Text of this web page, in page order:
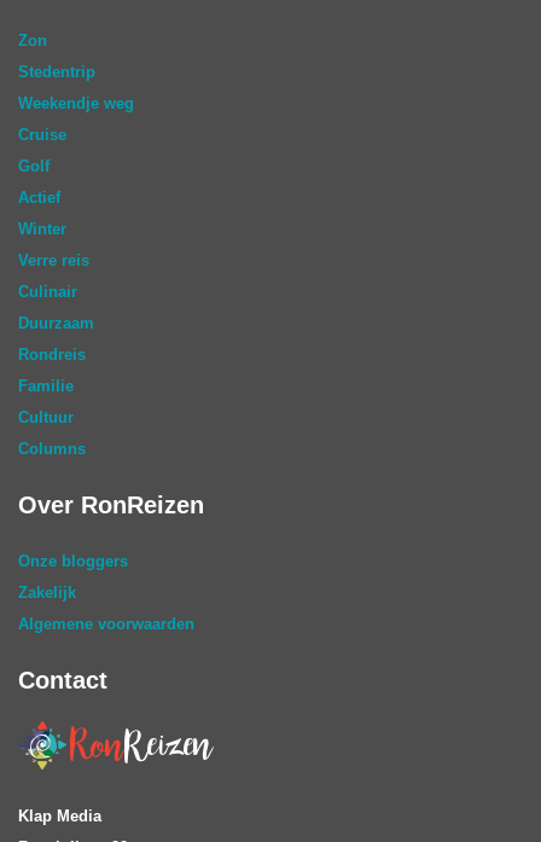
Zon
Stedentrip
Weekendje weg
Cruise
Golf
Actief
Winter
Verre reis
Culinair
Duurzaam
Rondreis
Familie
Cultuur
Columns
Over RonReizen
Onze bloggers
Zakelijk
Algemene voorwaarden
Contact
Klap Media